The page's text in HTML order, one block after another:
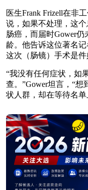
医生Frank Frizell在非
说，如果不处理，这
肠癌，而届时Gower
龄。他告诉这位著名
这次（肠镜）手术是件
“我没有任何症状，如
查。”Gower坦言，“
状人群，却在等待名